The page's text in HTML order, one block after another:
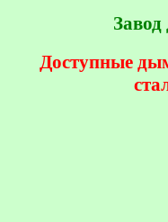
Доступные